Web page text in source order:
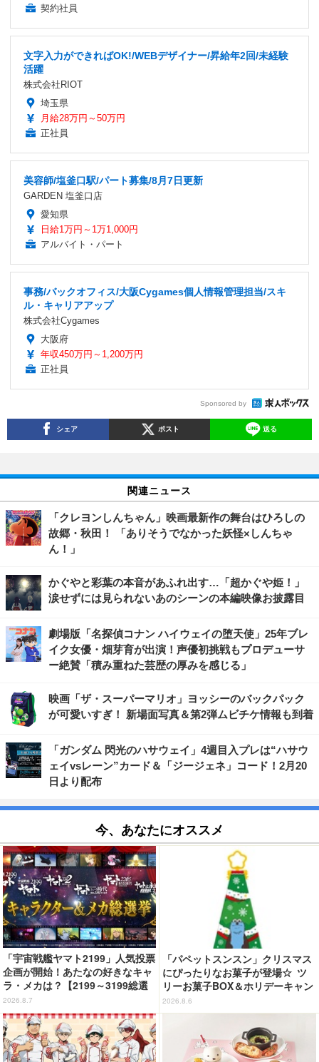
契約社員
文字入力ができればOK!/WEBデザイナー/昇給年2回/未経験
活躍
株式会社RIOT
埼玉県
月給28万円～50万円
正社員
美容師/塩釜口駅/パート募集/8月7日更新
GARDEN 塩釜口店
愛知県
日給1万円～1万1,000円
アルバイト・パート
事務/バックオフィス/大阪Cygames個人情報管理担当/スキ
ル・キャリアアップ
株式会社Cygames
大阪府
年収450万円～1,200万円
正社員
Sponsored by
シェア ポスト 送る
関連ニュース
「クレヨンしんちゃん」映画最新作の舞台はひろしの
故郷・秋田！ 「ありそうでなかった妖怪×しんちゃ
ん！」
かぐやと彩葉の本音があふれ出す…「超かぐや姫！」
涙せずには見られないあのシーンの本編映像お披露目
劇場版「名探偵コナン ハイウェイの堕天使」25年ブレ
イク女優・畑芽育が出演！声優初挑戦もプロデューサ
ー絶賛「積み重ねた芸歴の厚みを感じる」
映画「ザ・スーパーマリオ」ヨッシーのバックパック
が可愛いすぎ！ 新場面写真＆第2弾ムビチケ情報も到着
「ガンダム 閃光のハサウェイ」4週目入プレは“ハサウ
ェイvsレーン”カード＆「ジージェネ」コード！2月20
日より配布
今、あなたにオススメ
「宇宙戦艦ヤマト2199」人気投票
企画が開始！あたなの好きなキャ
ラ・メカは？【2199～3199総選
挙】
2026.8.7
「パペットスンスン」クリスマス
にぴったりなお菓子が登場☆ ツ
リーお菓子BOX＆ホリデーキャン
ディ
2026.8.6